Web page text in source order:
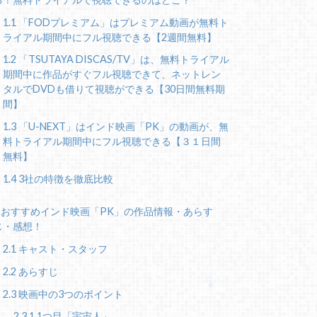
1.1
「FODプレミアム」はプレミアム動画が無料ト
ライアル期間中にフル視聴できる【2週間無料】
1.2 「TSUTAYA DISCAS/TV」は、無料トライアル
期間中に作品がすぐフル視聴できて、ネットレン
タルでDVDも借りて視聴ができる【30日間無料期
間】
1.3 「U-NEXT」はインド映画「PK」の動画が、無
料トライアル期間中にフル視聴できる【３１日間
無料】
1.43社の特徴を徹底比較
すすめインド映画「PK」の作品情報・あらす
・感想！
2.1 キャスト・スタッフ
2.2 あらすじ
2.3映画中の3つのポイント